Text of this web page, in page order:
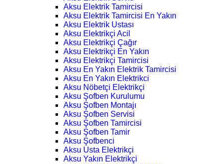
Aksu Elektrik Tamircisi
Aksu Elektrik Tamircisi En Yakın
Aksu Elektrik Ustası
Aksu Elektrikçi Acil
Aksu Elektrikçi Çağır
Aksu Elektrikçi En Yakın
Aksu Elektrikçi Tamircisi
Aksu En Yakın Elektrik Tamircisi
Aksu En Yakın Elektrikci
Aksu Nöbetçi Elektrikçi
Aksu Şofben Kurulumu
Aksu Şofben Montajı
Aksu Şofben Servisi
Aksu Şofben Tamircisi
Aksu Şofben Tamir
Aksu Şofbenci
Aksu Usta Elektrikçi
Aksu Yakın Elektrikçi